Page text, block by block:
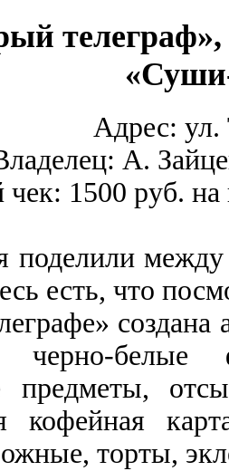
Адрес: ул.
А.
1500 руб. на
поделили
есть, что
создана
черно-белые
предметы,
кофейная
торты,